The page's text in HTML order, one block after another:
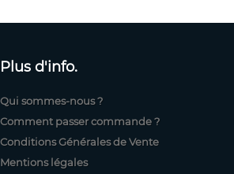
Plus d'info.
Qui sommes-nous ?
Comment passer commande ?
Conditions Générales de Vente
Mentions légales